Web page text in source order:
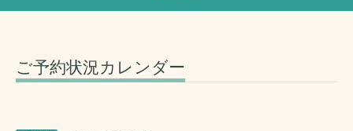
ご予約状況カレンダー